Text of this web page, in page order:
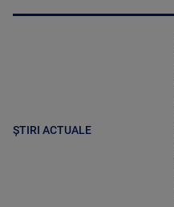
ȘTIRI ACTUALE